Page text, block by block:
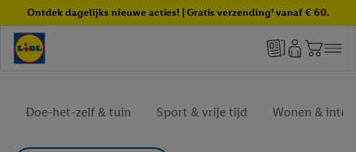
Ontdek dagelijks nieuwe acties! | Gratis verzending¹ vanaf € 60.
Doe-het-zelf & tuin Sport & vrije tijd Wonen &